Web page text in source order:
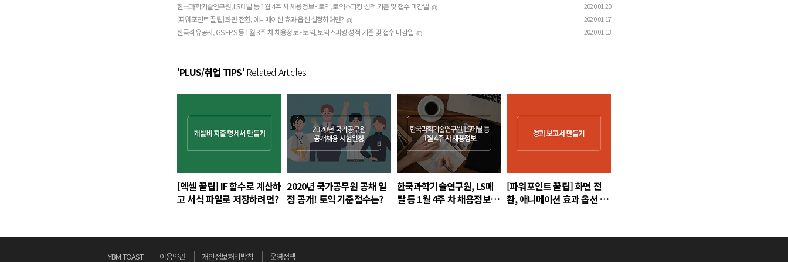
한국과학기술연구원, LS메탈 등 1월 4주 차 채용정보 - 토익, 토익스피킹 성적 기준 및 접수 마감일 (0) 2020.01.20
[파워포인트 꿀팁] 화면 전환, 애니메이션 효과 옵션 설정하려면? (0) 2020.01.17
한국석유공사, GS EPS 등 1월 3주 차 채용정보 - 토익, 토익스피킹 성적 기준 및 접수 마감일 (0) 2020.01.13
'PLUS/취업 TIPS'Related Articles
[엑셀 꿀팁] IF 함수로 계산하
고 서식 파일로 저장하려면?
2020년 국가공무원 공채 일
정 공개! 토익 기준점수는?
한국과학기술연구원, LS메
탈 등 1월 4주 차 채용정보 -
[파워포인트 꿀팁] 화면 전
환, 애니메이션 효과 옵션 설
YBM TOAST 이용약관 개인정보처리방침 운영정책